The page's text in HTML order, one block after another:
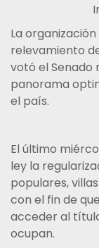
La
relevamiento
votó el Senado
panorama
el país.
El último
ley la
populares,
con el fin de
acceder al
ocupan.